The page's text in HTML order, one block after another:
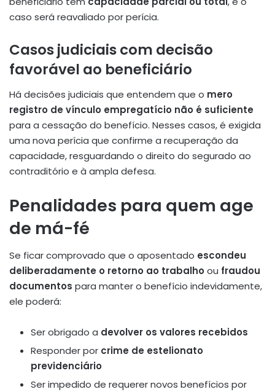
caso será reavaliado por perícia.
Casos judiciais com decisão
favorável ao beneficiário
Há decisões judiciais que entendem que o mero
registro de vínculo empregatício não é suficiente
para a cessação do benefício. Nesses casos, é exigida
uma nova perícia que confirme a recuperação da
capacidade, resguardando o direito do segurado ao
contraditório e à ampla defesa.
Penalidades para quem age
de má-fé
Se ficar comprovado que o aposentado escondeu
deliberadamente o retorno ao trabalho ou fraudou
documentos para manter o benefício indevidamente,
ele poderá:
Ser obrigado a devolver os valores recebidos
Responder por crime de estelionato
previdenciário
Ser impedido de requerer novos benefícios por